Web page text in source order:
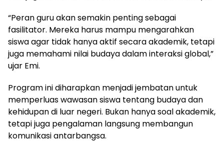
“Peran guru akan semakin penting sebagai
fasilitator. Mereka harus mampu mengarahkan
siswa agar tidak hanya aktif secara akademik, tetapi
juga memahami nilai budaya dalam interaksi global,”
ujar Emi.
Program ini diharapkan menjadi jembatan untuk
memperluas wawasan siswa tentang budaya dan
kehidupan di luar negeri. Bukan hanya soal akademik,
tetapi juga pengalaman langsung membangun
komunikasi antarbangsa.